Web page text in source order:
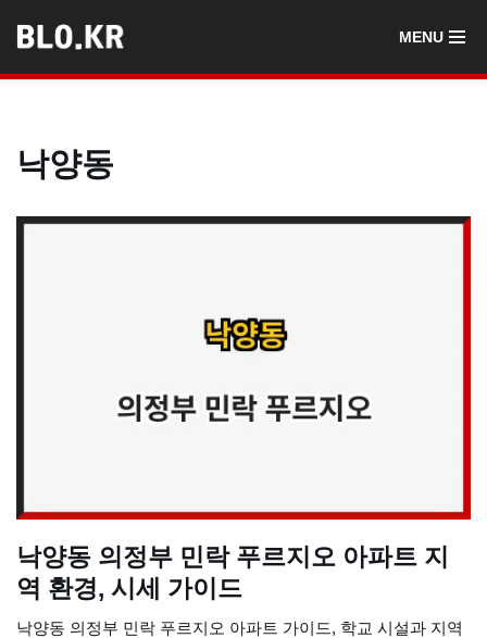
텐
건
뛰
MENU
낙양동
낙양동 의정부 민락 푸르지오 아파트 지
역 환경, 시세 가이드
낙양동 의정부 민락 푸르지오 아파트 가이드, 학교 시설과 지역